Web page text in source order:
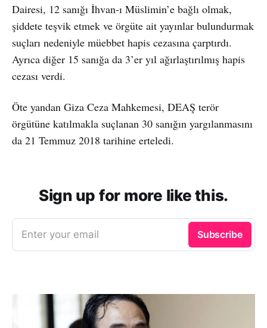
Dairesi, 12 sanığı İhvan-ı Müslimin’e bağlı olmak,
şiddete teşvik etmek ve örgüte ait yayınlar bulundurmak
suçları nedeniyle müebbet hapis cezasına çarptırdı.
Ayrıca diğer 15 sanığa da 3’er yıl ağırlaştırılmış hapis
cezası verdi.
Öte yandan Giza Ceza Mahkemesi, DEAŞ terör
örgütüne katılmakla suçlanan 30 sanığın yargılanmasını
da 21 Temmuz 2018 tarihine erteledi.
Sign up for more like this.
Enter your email Subscribe